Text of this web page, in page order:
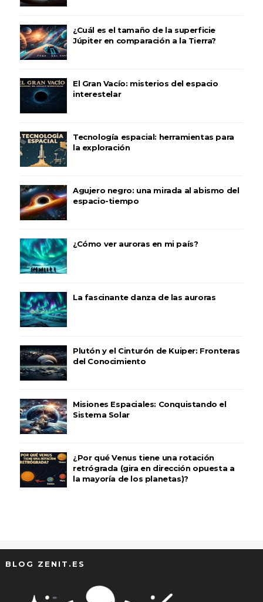
¿Cuál es el tamaño de la superficie
Júpiter en comparación a la Tierra?
El Gran Vacío: misterios del espacio
interestelar
Tecnología espacial: herramientas para
la exploración
Agujero negro: una mirada al abismo del
espacio-tiempo
¿Cómo ver auroras en mi país?
La fascinante danza de las auroras
Plutón y el Cinturón de Kuiper: Fronteras
del Conocimiento
Misiones Espaciales: Conquistando el
Sistema Solar
¿Por qué Venus tiene una rotación
retrógrada (gira en dirección opuesta a
la mayoría de los planetas)?
BLOG ZENIT.ES